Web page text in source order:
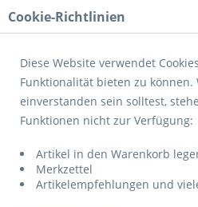
Menü
Übersicht Jugendbälle
gelb-weiss
Cookie-Richtlinien
Diese Website verwendet
Funktionalität bieten zu
einverstanden sein solltest,
Funktionen nicht zur Verfügung:
Artikel in den Warenkorb
Merkzettel
Artikelempfehlungen und